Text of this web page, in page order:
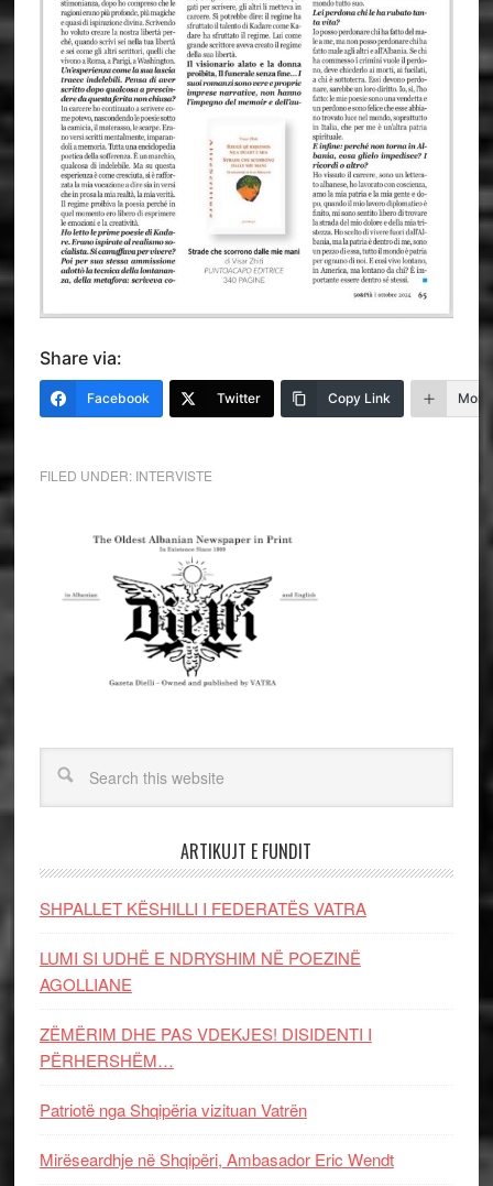
Share via:
Facebook Twitter Copy Link More
FILED UNDER: INTERVISTE
ARTIKUJT E FUNDIT
SHPALLET KËSHILLI I FEDERATËS VATRA
LUMI SI UDHË E NDRYSHIM NË POEZINË
AGOLLIANE
ZËMËRIM DHE PAS VDEKJES! DISIDENTI I
PËRHERSHËM…
Patriotë nga Shqipëria vizituan Vatrën
Mirëseardhje në Shqipëri, Ambasador Eric Wendt